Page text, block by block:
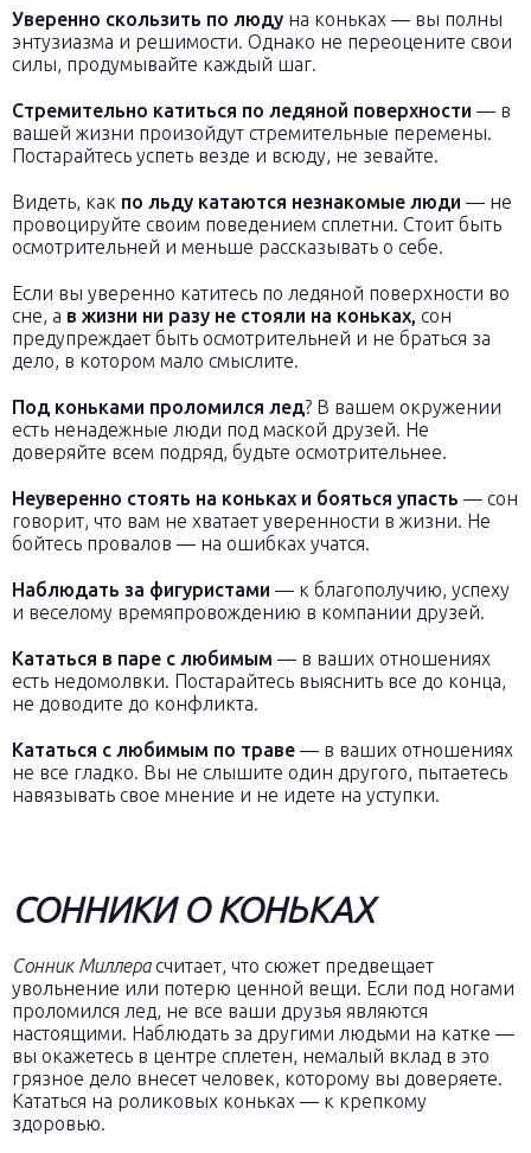
Уверенно скользить по люду на коньках — вы полны
энтузиазма и решимости. Однако не переоцените свои
силы, продумывайте каждый шаг.
Стремительно катиться по ледяной поверхности — в
вашей жизни произойдут стремительные перемены.
Постарайтесь успеть везде и всюду, не зевайте.
Видеть, как по льду катаются незнакомые люди — не
провоцируйте своим поведением сплетни. Стоит быть
осмотрительней и меньше рассказывать о себе.
Если вы уверенно катитесь по ледяной поверхности во
сне, а в жизни ни разу не стояли на коньках, сон
предупреждает быть осмотрительней и не браться за
дело, в котором мало смыслите.
Под коньками проломился лед? В вашем окружении
есть ненадежные люди под маской друзей. Не
доверяйте всем подряд, будьте осмотрительнее.
Неуверенно стоять на коньках и бояться упасть — сон
говорит, что вам не хватает уверенности в жизни. Не
бойтесь провалов — на ошибках учатся.
Наблюдать за фигуристами — к благополучию, успеху
и веселому времяпровождению в компании друзей.
Кататься в паре с любимым — в ваших отношениях
есть недомолвки. Постарайтесь выяснить все до конца,
не доводите до конфликта.
Кататься с любимым по траве — в ваших отношениях
не все гладко. Вы не слышите один другого, пытаетесь
навязывать свое мнение и не идете на уступки.
СОННИКИ О КОНЬКАХ
Сонник Миллерасчитает, что сюжет предвещает
увольнение или потерю ценной вещи. Если под ногами
проломился лед, не все ваши друзья являются
настоящими. Наблюдать за другими людьми на катке —
вы окажетесь в центре сплетен, немалый вклад в это
грязное дело внесет человек, которому вы доверяете.
Кататься на роликовых коньках — к крепкому
здоровью.